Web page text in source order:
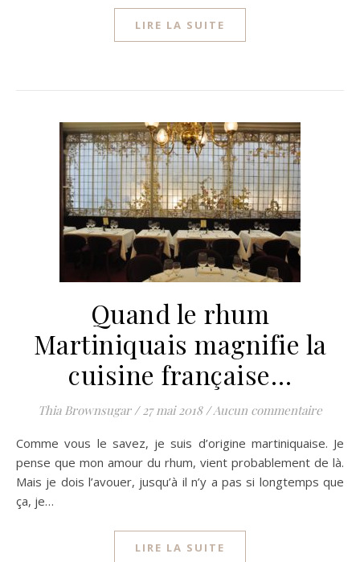
LIRE LA SUITE
Quand le rhum
Martiniquais magnifie la
cuisine française…
Thia Brownsugar / 27 mai 2018 /Aucun commentaire
Comme vous le savez, je suis d’origine martiniquaise. Je
pense que mon amour du rhum, vient probablement de là.
Mais je dois l’avouer, jusqu’à il n’y a pas si longtemps que
ça, je…
LIRE LA SUITE